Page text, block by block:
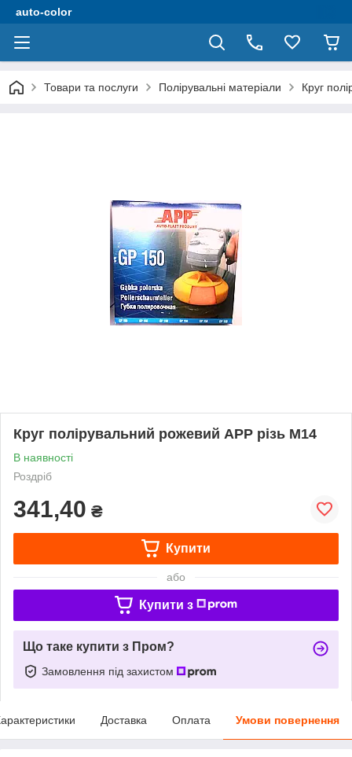
auto-color
Товари та послуги Полірувальні матеріали Круг
Круг полірувальний рожевий APP різь M14
В наявності
Роздріб
341,40 ₴
Купити
або
Купити з
Що таке купити з Пром?
Замовлення під захистом
Доставка Оплата Умови повернення